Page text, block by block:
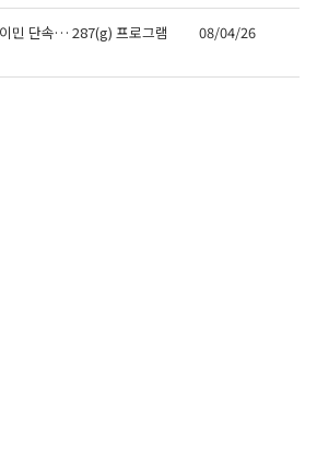
민 단속… 287(g) 프로그램
08/04/26